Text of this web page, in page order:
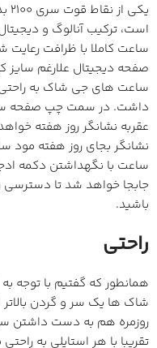
است، ترکیب آنالوگ و
ساعت کاملا با ظرافت
صفحه دیجیتال علارغم
ساعت های جی شاک به
داشت. در سمت چپ صفحه
عقربه نشانگر روز هفته
نشانگر بجای روز هفته
جابجا خواهد شد تا دسترسی
باشید.
راحتی
شاک ها یک سر و گردن
تقریبا با هر استایلی به